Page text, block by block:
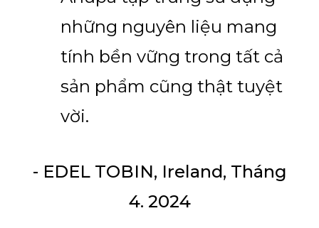
những nguyên liệu mang
tính bền vững trong tất cả
sản phẩm cũng thật tuyệt
vời.
- EDEL TOBIN, Ireland, Tháng
4. 2024